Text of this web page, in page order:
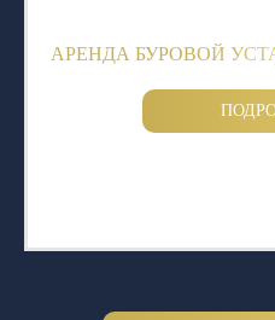
АРЕНДА БУРОВОЙ